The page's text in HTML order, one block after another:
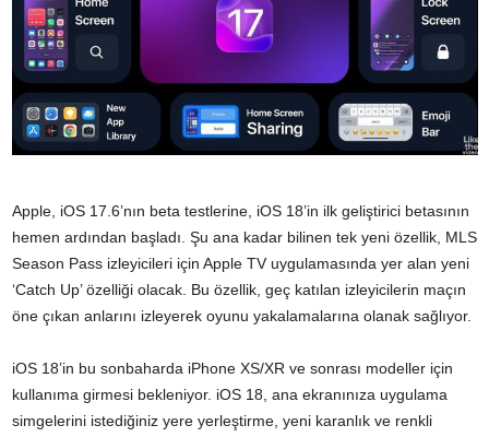
Apple, iOS 17.6’nın beta testlerine, iOS 18’in ilk geliştirici betasının
hemen ardından başladı. Şu ana kadar bilinen tek yeni özellik, MLS
Season Pass izleyicileri için Apple TV uygulamasında yer alan yeni
‘Catch Up’ özelliği olacak. Bu özellik, geç katılan izleyicilerin maçın
öne çıkan anlarını izleyerek oyunu yakalamalarına olanak sağlıyor.
iOS 18’in bu sonbaharda iPhone XS/XR ve sonrası modeller için
kullanıma girmesi bekleniyor. iOS 18, ana ekranınıza uygulama
simgelerini istediğiniz yere yerleştirme, yeni karanlık ve renkli